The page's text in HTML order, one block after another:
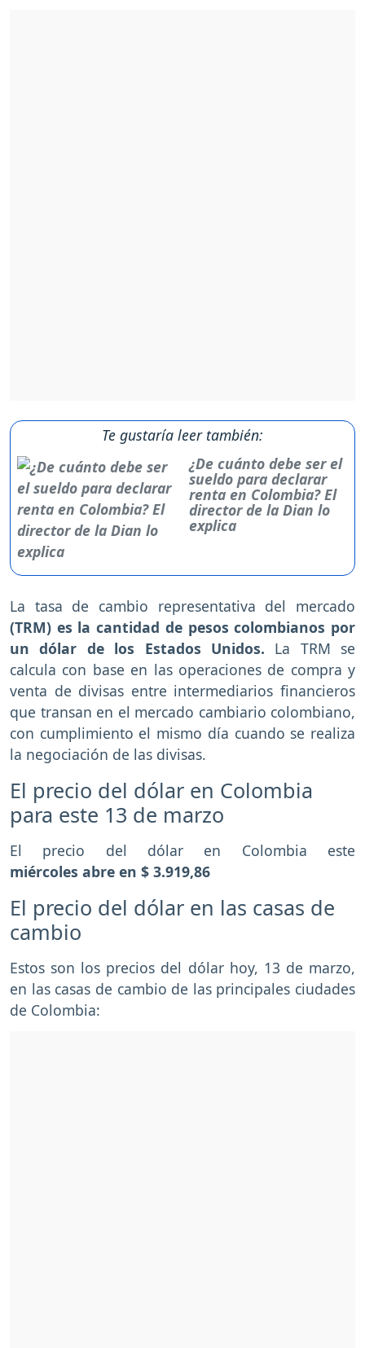
Te gustaría leer también:
¿De cuánto debe ser el
sueldo para declarar
renta en Colombia? El
director de la Dian lo
explica
La tasa de cambio representativa del mercado
(TRM) es la cantidad de pesos colombianos por
un dólar de los Estados Unidos. La TRM se
calcula con base en las operaciones de compra y
venta de divisas entre intermediarios financieros
que transan en el mercado cambiario colombiano,
con cumplimiento el mismo día cuando se realiza
la negociación de las divisas.
El precio del dólar en Colombia
para este 13 de marzo
El precio del dólar en Colombia este
miércoles abre en $ 3.919,86
El precio del dólar en las casas de
cambio
Estos son los precios del dólar hoy, 13 de marzo,
en las casas de cambio de las principales ciudades
de Colombia: